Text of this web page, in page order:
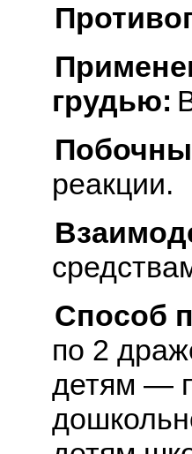
грудью:
реакции.
Способ
по 2
детям —